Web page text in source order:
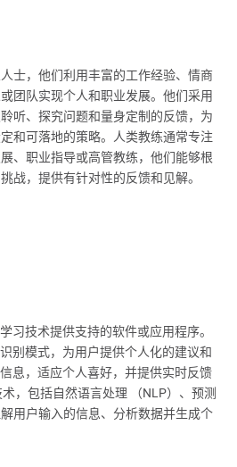
士，他们利用丰富的工作经验、情商
团队实现个人和职业发展。他们采用
听、探究问题和量身定制的反馈，为
和可落地的策略。人类教练通常专注
、职业指导或高管教练，他们能够根
战，提供有针对性的反馈和见解。
习技术提供支持的软件或应用程序。
别模式，为用户提供个人化的建议和
息，适应个人喜好，并提供实时反馈
，包括自然语言处理 （NLP）、预测
用户输入的信息、分析数据并生成个